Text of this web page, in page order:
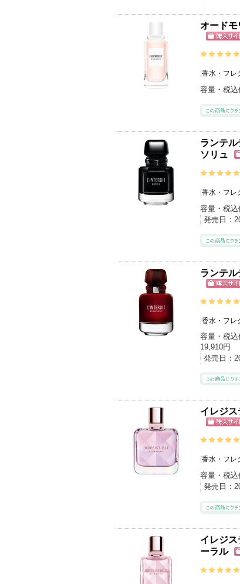
オードモ
グサイト
[香水・フレ
容量・税込
ランテ
ソリュ
[香水・フレ
容量・税込
発売日：
ランテ
グサイト
[香水・フレ
容量・税込
19,910円
発売日：
イレジ
グサイト
[香水・フレ
容量・税込
発売日：
イレジ
ーラル